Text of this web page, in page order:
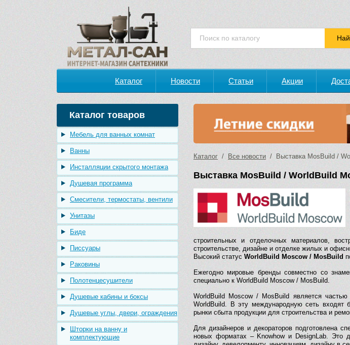
Каталог Новости Статьи Акции
Каталог товаров
Мебель для ванных комнат
Ванны
Инсталляции скрытого монтажа
Душевая программа
Смесители, термостаты, вентили
Унитазы
Биде
Писсуары
Раковины
Полотенцесушители
Душевые кабины и боксы
Душевые углы, двери, ограждения
Шторки на ванну и
комплектующие
Каталог / Все новости / Выставка MosBuild /
Выставка MosBuild / WorldBuild
строительных и отделочных материалов,
строительстве, дизайне и отделке жилых и
Высокий статус WorldBuild Moscow / MosBuild
Ежегодно мировые бренды совместно со
специально к WorldBuild Moscow / MosBuild.
WorldBuild Moscow / MosBuild является
WorldBuild. В эту международную сеть входят
рынки сбыта продукции для строительства и
Для дизайнеров и декораторов подготовлена
новых форматах – Knowhow и DesignLab. Это